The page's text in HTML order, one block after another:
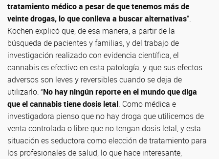
tratamiento médico a pesar de que tenemos más de
veinte drogas, lo que conlleva a buscar alternativas”.
Kochen explicó que, de esa manera, a partir de la
búsqueda de pacientes y familias, y del trabajo de
investigación realizado con evidencia científica, el
cannabis es efectivo en esta patología, y que sus efectos
adversos son leves y reversibles cuando se deja de
utilizarlo: “No hay ningún reporte en el mundo que diga
que el cannabis tiene dosis letal. Como médica e
investigadora pienso que no hay droga que utilicemos de
venta controlada o libre que no tengan dosis letal, y esta
situación es seductora como elección de tratamiento para
los profesionales de salud, lo que hace interesante,